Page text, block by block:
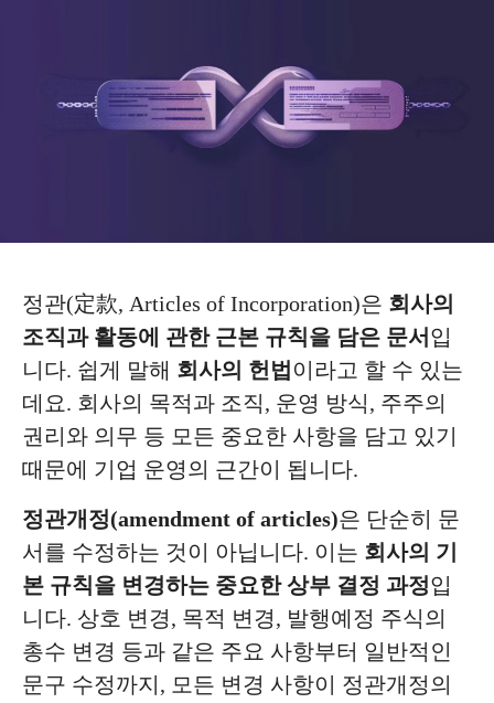
정관(定款, Articles of Incorporation)은 회사의
조직과 활동에 관한 근본 규칙을 담은 문서 입
니다. 쉽게 말해 회사의 헌법 이라고 할 수 있는
데요. 회사의 목적과 조직, 운영 방식, 주주의
권리와 의무 등 모든 중요한 사항을 담고 있기
때문에 기업 운영의 근간이 됩니다.
정관개정(amendment of articles)은 단순히 문
서를 수정하는 것이 아닙니다. 이는 회사의 기
본 규칙을 변경하는 중요한 상부 결정 과정입
니다. 상호 변경, 목적 변경, 발행예정 주식의
총수 변경 등과 같은 주요 사항부터 일반적인
문구 수정까지, 모든 변경 사항이 정관개정의